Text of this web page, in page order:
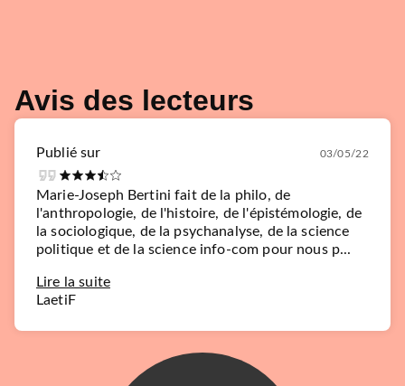
Avis des lecteurs
Publié sur 03/05/22
Marie-Joseph Bertini fait de la philo, de
l'anthropologie, de l'histoire, de l'épistémologie, de
la sociologique, de la psychanalyse, de la science
politique et de la science info-com pour nous p...
Lire la suite
LaetiF